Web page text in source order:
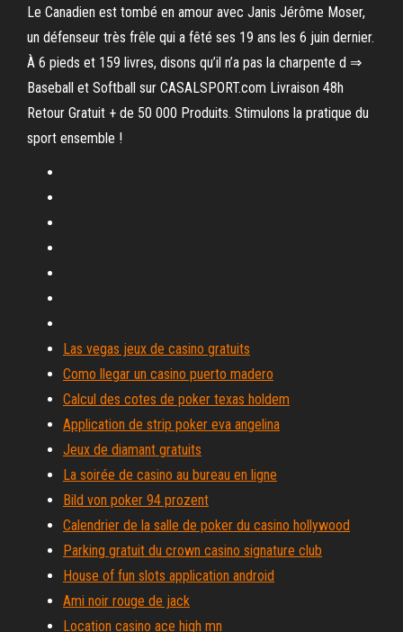
Le Canadien est tombé en amour avec Janis Jérôme Moser,
un défenseur très frêle qui a fêté ses 19 ans les 6 juin dernier.
À 6 pieds et 159 livres, disons qu’il n’a pas la charpente d ⇒
Baseball et Softball sur CASALSPORT.com Livraison 48h
Retour Gratuit + de 50 000 Produits. Stimulons la pratique du
sport ensemble !
Las vegas jeux de casino gratuits
Como llegar un casino puerto madero
Calcul des cotes de poker texas holdem
Application de strip poker eva angelina
Jeux de diamant gratuits
La soirée de casino au bureau en ligne
Bild von poker 94 prozent
Calendrier de la salle de poker du casino hollywood
Parking gratuit du crown casino signature club
House of fun slots application android
Ami noir rouge de jack
Location casino ace high mn